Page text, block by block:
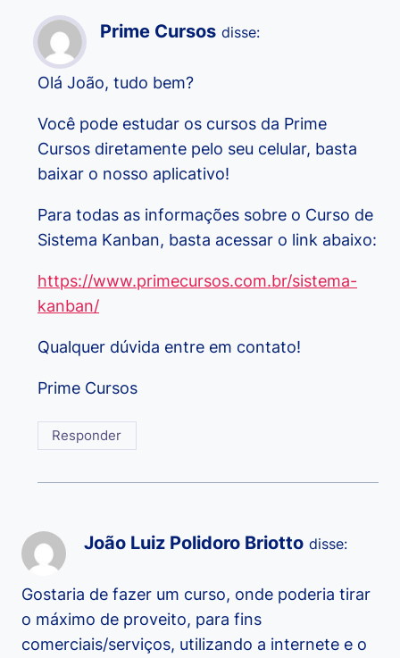
Prime Cursos disse:
Olá João, tudo bem?
Você pode estudar os cursos da Prime
Cursos diretamente pelo seu celular, basta
baixar o nosso aplicativo!
Para todas as informações sobre o Curso de
Sistema Kanban, basta acessar o link abaixo:
https://www.primecursos.com.br/sistema-
kanban/
Qualquer dúvida entre em contato!
Prime Cursos
Responder
João Luiz Polidoro Briotto disse:
Gostaria de fazer um curso, onde poderia tirar
o máximo de proveito, para fins
comerciais/serviços, utilizando a internete e o